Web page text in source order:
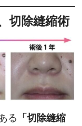
切除縫縮術
る 「切除縫縮